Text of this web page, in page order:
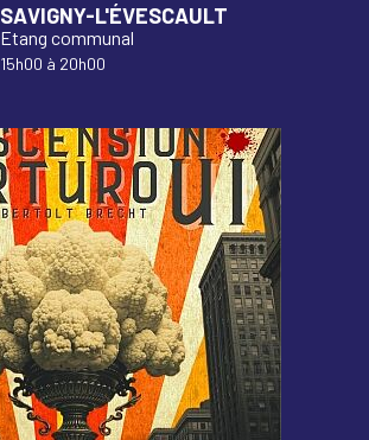
SAVIGNY-L'ÉVESCAULT
Etang communal
15h00 à 20h00